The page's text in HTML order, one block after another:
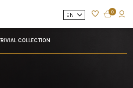
EN 0
TRIVIAL COLLECTION